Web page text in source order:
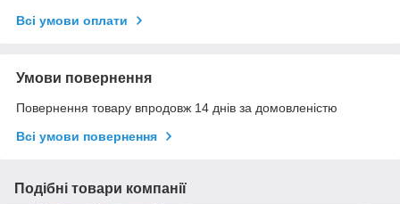
Всі умови оплати
Умови повернення
Повернення товару впродовж 14 днів за домовленістю
Всі умови повернення
Подібні товари компанії